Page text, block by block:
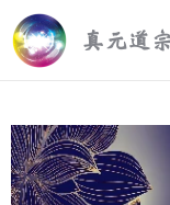
真元道